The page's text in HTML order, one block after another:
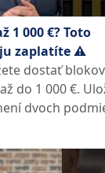
1 000 €? Toto
zaplatíte ⚠️
dostať
do 1 000 €.
dvoch